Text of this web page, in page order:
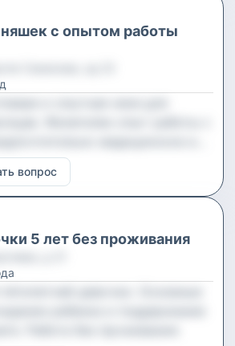
с опытом работы
График — 3-5
5-7 часов.
вопрос
5 лет без проживания